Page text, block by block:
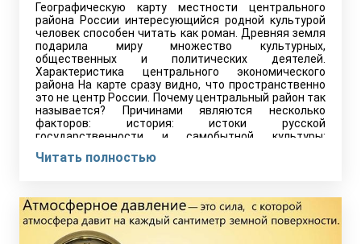
Географическую карту местности центрального
района России интересующийся родной культурой
человек способен читать как роман. Древняя земля
подарила миру множество культурных,
общественных и политических деятелей.
Характеристика центрального экономического
района На карте сразу видно, что пространственно
это не центр России. Почему центральный район так
называется? Причинами являются несколько
факторов: история: истоки русской
государственности и самобытной культуры;
европейской…
Читать полностью